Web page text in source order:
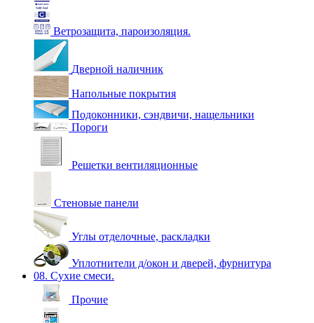
Ветрозащита, пароизоляция.
Дверной наличник
Напольные покрытия
Подоконники, сэндвичи, нащельники
Пороги
Решетки вентиляционные
Стеновые панели
Углы отделочные, раскладки
Уплотнители д/окон и дверей, фурнитура
08. Сухие смеси.
Прочие